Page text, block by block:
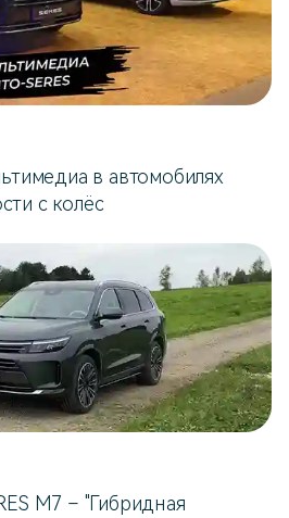
в автомобилях
с колёс
M7 – "Гибридная